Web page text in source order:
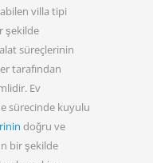
villa tipi
şekilde
süreçlerinin
tarafından
Ev
sürecinde kuyulu
doğru ve
bir şekilde